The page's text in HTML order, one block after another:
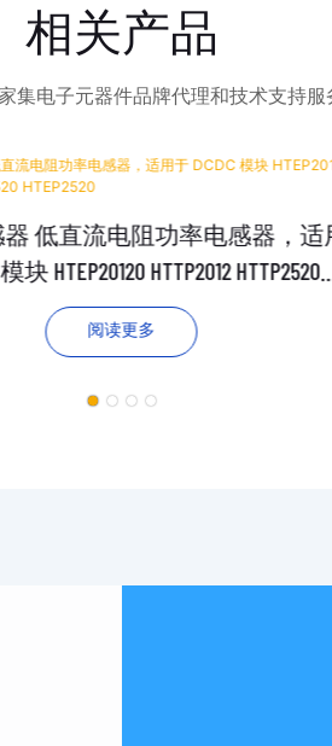
相关产品
电子元器件品牌代理和技术支持服
器 低直流电阻功率电感器，适
块 HTEP20120 HTTP2012 HTTP2520
HTEP2520
阅读更多